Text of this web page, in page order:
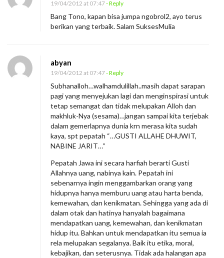
u
l
r
n
a
i
n
P
e
g
u
s
a
h
a
S
19/04/2012 at 07:47- Reply
Bang Tono, kapan bisa jumpa ngobrol2, ayo terus
berikan yang terbaik. Salam SuksesMulia
abyan
19/04/2012 at 07:47- Reply
Subhanalloh…walhamdulillah..masih dapat sarapan
pagi yang menyejukan lagi dan menginspirasi untuk
tetap semangat dan tidak melupakan Alloh dan
makhluk-Nya (sesama)…jangan sampai kita terjebak
dalam gemerlapnya dunia krn merasa kita sudah
kaya, spt pepatah “…GUSTI ALLAHE DHUWIT,
NABINE JARIT…”
Pepatah Jawa ini secara harfiah berarti Gusti
Allahnya uang, nabinya kain. Pepatah ini
sebenarnya ingin menggambarkan orang yang
hidupnya hanya memburu uang atau harta benda,
kemewahan, dan kenikmatan. Sehingga yang ada di
dalam otak dan hatinya hanyalah bagaimana
mendapatkan uang, kemewahan, dan kenikmatan
hidup itu. Bahkan untuk mendapatkan itu semua ia
rela melupakan segalanya. Baik itu etika, moral,
kebajikan, dan seterusnya. Tidak ada halangan apa